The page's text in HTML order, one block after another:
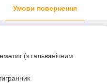
Умови повернення
(з гальванічним